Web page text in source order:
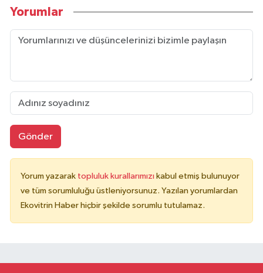
Yorumlar
Gönder
Yorum yazarak topluluk kurallarımızı kabul etmiş bulunuyor
ve tüm sorumluluğu üstleniyorsunuz. Yazılan yorumlardan
Ekovitrin Haber hiçbir şekilde sorumlu tutulamaz.